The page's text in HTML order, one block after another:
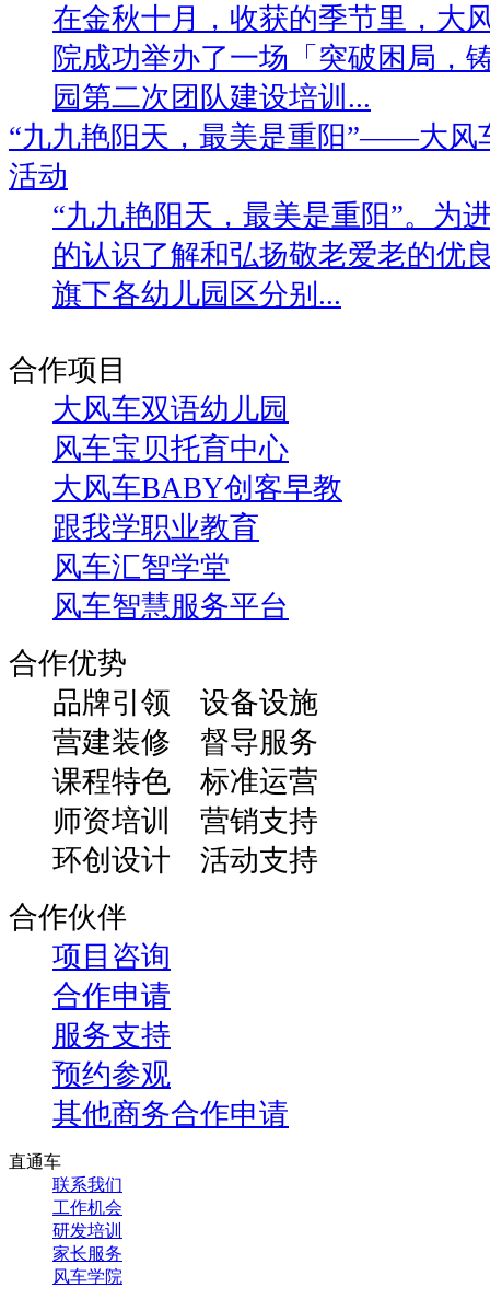
在金秋十月，收获的季节里，大
院成功举办了一场「突破困局，
园第二次团队建设培训...
“九九艳阳天，最美是重阳”——大风
活动
“九九艳阳天，最美是重阳”。为
的认识了解和弘扬敬老爱老的优
旗下各幼儿园区分别...
合作项目
大风车双语幼儿园
风车宝贝托育中心
大风车BABY创客早教
跟我学职业教育
风车汇智学堂
风车智慧服务平台
合作优势
品牌引领 设备设施
营建装修 督导服务
课程特色 标准运营
师资培训 营销支持
环创设计 活动支持
合作伙伴
项目咨询
合作申请
服务支持
预约参观
其他商务合作申请
直通车
联系我们
工作机会
研发培训
家长服务
风车学院